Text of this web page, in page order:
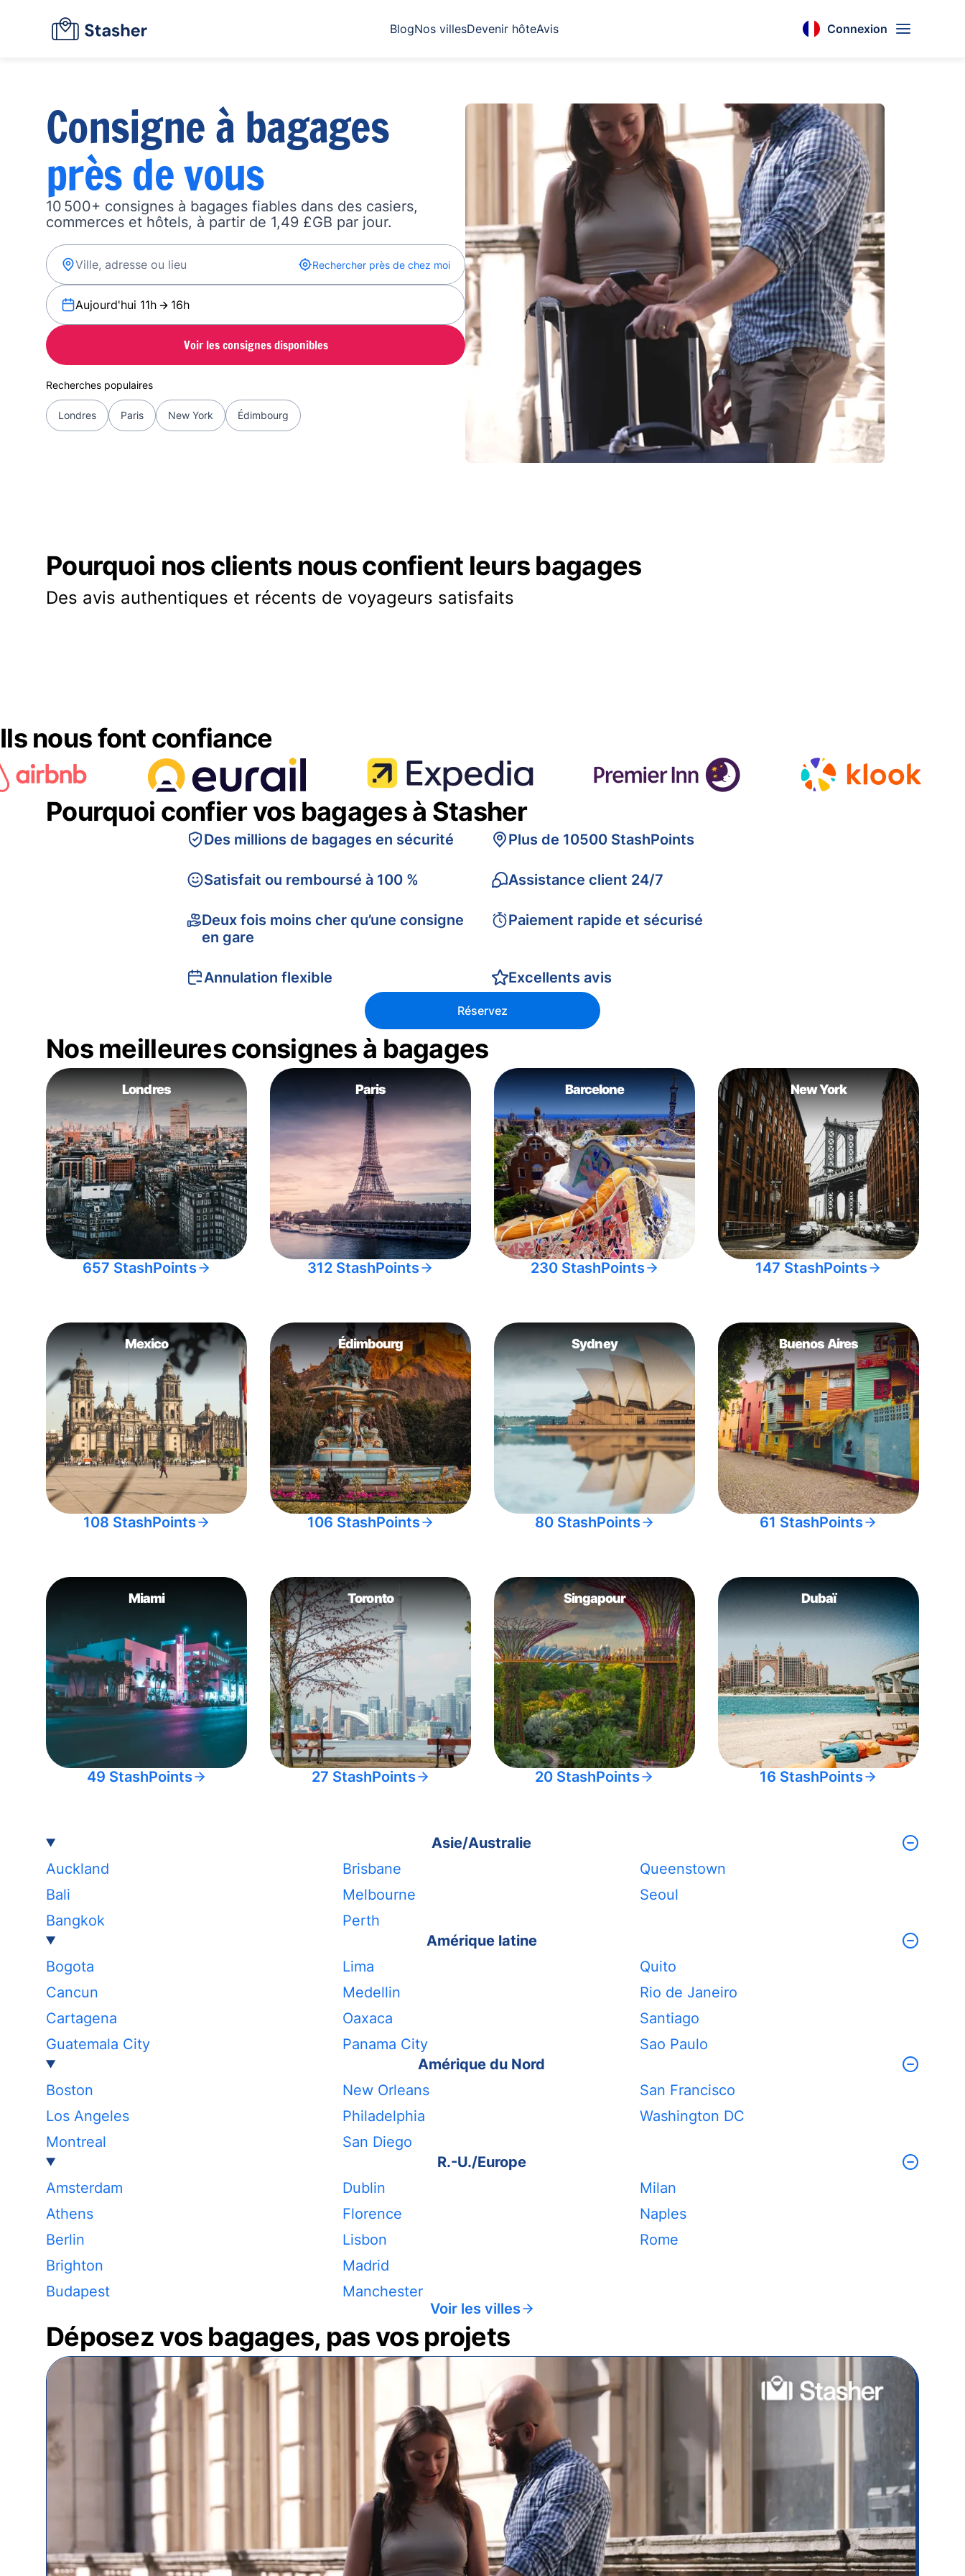
BlogNos villesDevenir hôteAvis Connexion
Consigne à bagages
près de vous
10 500+ consignes à bagages fiables dans des casiers,
commerces et hôtels, à partir de 1,49 £GB par jour.
Rechercher près de chez moi
Aujourd'hui 11h 16h
Voir les consignes disponibles
Recherches populaires
Londres Paris New York Édimbourg
Pourquoi nos clients nous confient leurs bagages
Des avis authentiques et récents de voyageurs satisfaits
Ils nous font confiance
Pourquoi confier vos bagages à Stasher
Des millions de bagages en sécurité
Satisfait ou remboursé à 100 %
Deux fois moins cher qu’une consigne
en gare
Annulation flexible
Plus de 10500 StashPoints
Assistance client 24/7
Paiement rapide et sécurisé
Excellents avis
Réservez
Nos meilleures consignes à bagages
Londres
657 StashPoints
Paris
312 StashPoints
Barcelone
230 StashPoints
New York
147 StashPoints
Mexico
108 StashPoints
Édimbourg
106 StashPoints
Sydney
80 StashPoints
Buenos Aires
61 StashPoints
Miami
49 StashPoints
Toronto
27 StashPoints
Singapour
20 StashPoints
Dubaï
16 StashPoints
Asie/Australie
Auckland
Bali
Bangkok
Brisbane
Melbourne
Perth
Queenstown
Seoul
Amérique latine
Bogota
Cancun
Cartagena
Guatemala City
Lima
Medellin
Oaxaca
Panama City
Quito
Rio de Janeiro
Santiago
Sao Paulo
Amérique du Nord
Boston
Los Angeles
Montreal
New Orleans
Philadelphia
San Diego
San Francisco
Washington DC
R.-U./Europe
Amsterdam
Athens
Berlin
Brighton
Budapest
Dublin
Florence
Lisbon
Madrid
Manchester
Milan
Naples
Rome
Voir les villes
Déposez vos bagages, pas vos projets